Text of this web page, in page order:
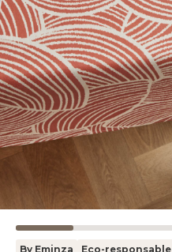
By Eminza Eco-responsable